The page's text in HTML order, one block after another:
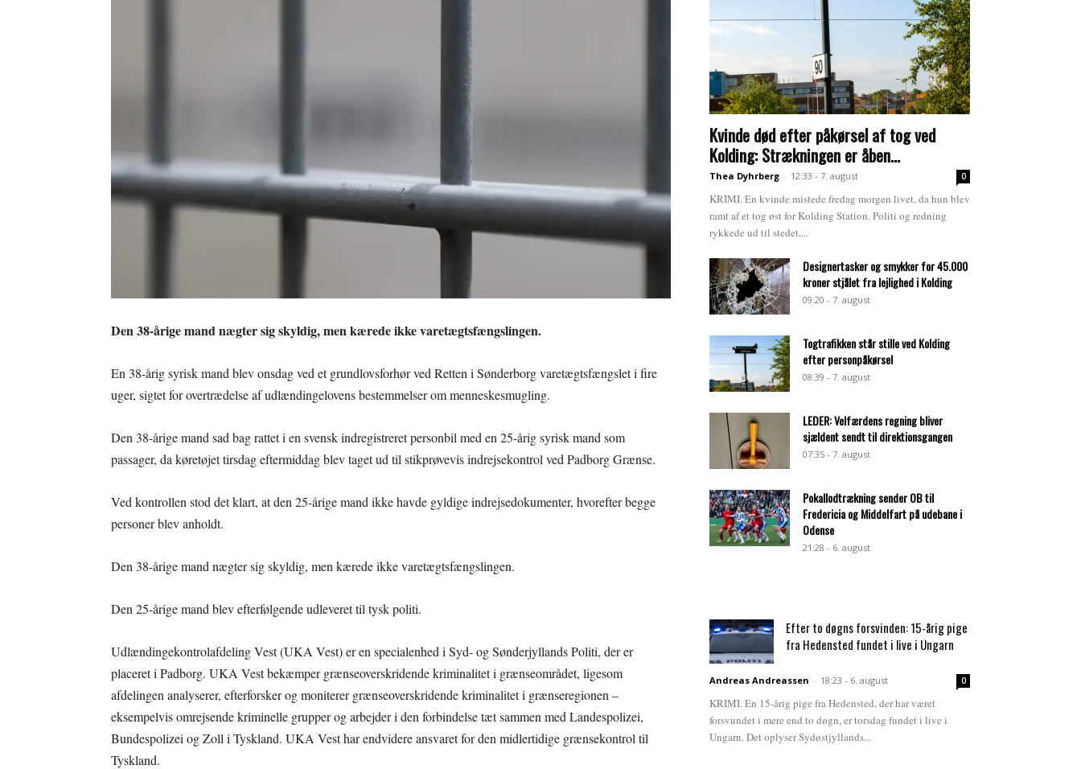
Den 38-årige mand nægter sig skyldig, men kærede ikke varetægtsfængslingen.
En 38-årig syrisk mand blev onsdag ved et grundlovsforhør ved Retten i Sønderborg varetægtsfængslet i fire
uger, sigtet for overtrædelse af udlændingelovens bestemmelser om menneskesmugling.
Den 38-årige mand sad bag rattet i en svensk indregistreret personbil med en 25-årig syrisk mand som
passager, da køretøjet tirsdag eftermiddag blev taget ud til stikprøvevis indrejsekontrol ved Padborg Grænse.
Ved kontrollen stod det klart, at den 25-årige mand ikke havde gyldige indrejsedokumenter, hvorefter begge
personer blev anholdt.
Den 38-årige mand nægter sig skyldig, men kærede ikke varetægtsfængslingen.
Den 25-årige mand blev efterfølgende udleveret til tysk politi.
Udlændingekontrolafdeling Vest (UKA Vest) er en specialenhed i Syd- og Sønderjyllands Politi, der er
placeret i Padborg. UKA Vest bekæmper grænseoverskridende kriminalitet i grænseområdet, ligesom
afdelingen analyserer, efterforsker og moniterer grænseoverskridende kriminalitet i grænseregionen –
eksempelvis omrejsende kriminelle grupper og arbejder i den forbindelse tæt sammen med Landespolizei,
Bundespolizei og Zoll i Tyskland. UKA Vest har endvidere ansvaret for den midlertidige grænsekontrol til
Tyskland.
Kvinde død efter påkørsel af tog ved
Kolding: Strækningen er åben...
Thea Dyhrberg - 12:33 - 7. august 0
KRIMI. En kvinde mistede fredag morgen livet, da hun blev
ramt af et tog øst for Kolding Station. Politi og redning
rykkede ud til stedet,...
Designertasker og smykker for 45.000
kroner stjålet fra lejlighed i Kolding
09:20 - 7. august
Togtrafikken står stille ved Kolding
efter personpåkørsel
08:39 - 7. august
LEDER: Velfærdens regning bliver
sjældent sendt til direktionsgangen
07:35 - 7. august
Pokallodtrækning sender OB til
Fredericia og Middelfart på udebane i
Odense
21:28 - 6. august
Efter to døgns forsvinden: 15-årig pige
fra Hedensted fundet i live i Ungarn
Andreas Andreassen - 18:23 - 6. august 0
KRIMI. En 15-årig pige fra Hedensted, der har været
forsvundet i mere end to døgn, er torsdag fundet i live i
Ungarn. Det oplyser Sydøstjyllands...